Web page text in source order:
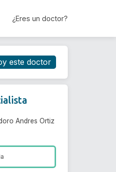
¿Eres un doctor?
Reservar cita
este doctor
Andres Ortiz